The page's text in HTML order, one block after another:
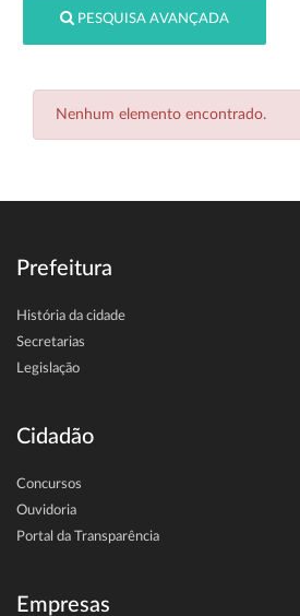
PESQUISA AVANÇADA
Nenhum elemento encontrado.
Prefeitura
História da cidade
Secretarias
Legislação
Cidadão
Concursos
Ouvidoria
Portal da Transparência
Empresas